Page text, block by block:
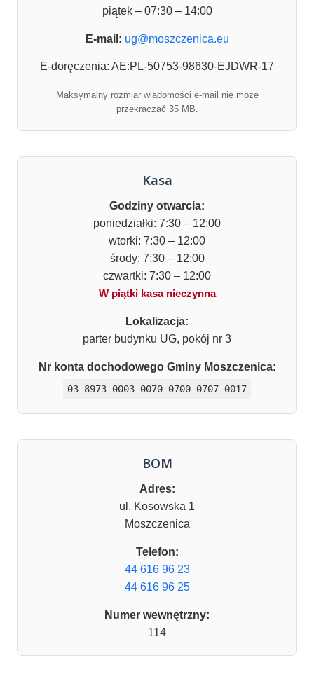
piątek – 07:30 – 14:00
E-mail: ug@moszczenica.eu
E-doręczenia: AE:PL-50753-98630-EJDWR-17
Maksymalny rozmiar wiadomości e-mail nie może
przekraczać 35 MB.
Kasa
Godziny otwarcia:
poniedziałki: 7:30 – 12:00
wtorki: 7:30 – 12:00
środy: 7:30 – 12:00
czwartki: 7:30 – 12:00
W piątki kasa nieczynna
Lokalizacja:
parter budynku UG, pokój nr 3
Nr konta dochodowego Gminy Moszczenica:
03 8973 0003 0070 0700 0707 0017
BOM
Adres:
ul. Kosowska 1
Moszczenica
Telefon:
44 616 96 23
44 616 96 25
Numer wewnętrzny:
114